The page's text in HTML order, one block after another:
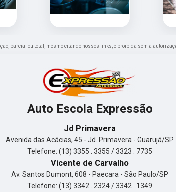
parcial ou total, mesmo citando nossos links, é proibida sem a
Auto Escola Expressão
Jd Primavera
Avenida das Acácias, 45 - Jd. Primavera - Guarujá/SP
Telefone: (13) 3355 . 3355 / 3323 . 7735
Vicente de Carvalho
Av. Santos Dumont, 608 - Paecara - São Paulo/SP
Telefone: (13) 3342 . 2324 / 3342 . 1349